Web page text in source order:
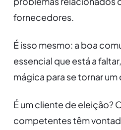
fornecedores.
É isso mesmo: a boa
essencial que está a
mágica para se tornar
É um cliente de eleição?
competentes têm